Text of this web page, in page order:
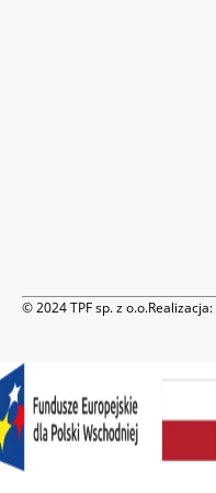
© 2024 TPF sp. z o.o.Realizacja: